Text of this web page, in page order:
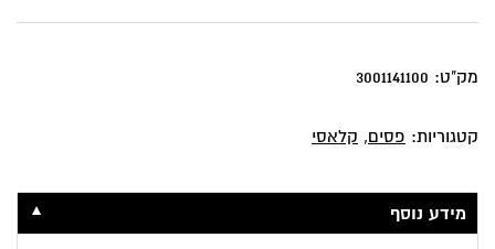
מק"ט: 3001141100
קטגוריות: פסים, קלאסי
מידע נוסף ▼